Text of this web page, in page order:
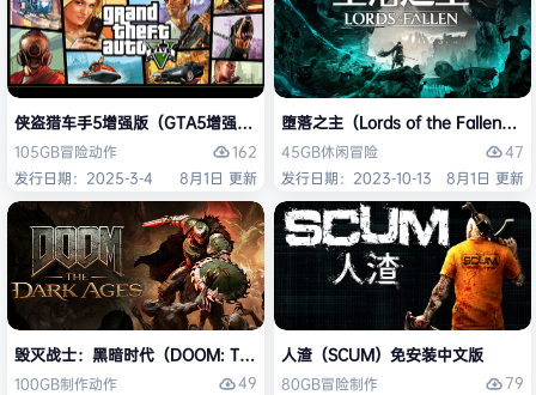
侠盗猎车手5增强版（GTA5增强版（Grand Theft Auto V Enhanced）免
105GB冒险动作
162
发行日期：2025-3-4
8月1日 更新
堕落之主（Lords of the Fallen）免
45GB休闲冒险
47
发行日期：2023-10-13
8月1日 更新
毁灭战士：黑暗时代（DOOM: The Dark Ages）免安装中文版
100GB制作动作
49
人渣（SCUM）免安装中文版
80GB冒险制作
79